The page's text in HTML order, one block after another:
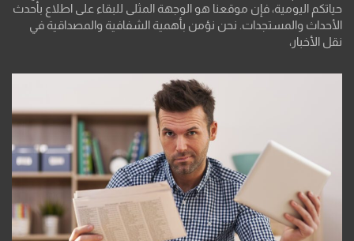
حياتكم اليومية، فإن موقعنا هو الوجهة المثلى للبقاء على اطلاع بأحدث
الأحداث والمستجدات. نحن نؤمن بأهمية الشفافية والمصداقية في
نقل الأخبار،